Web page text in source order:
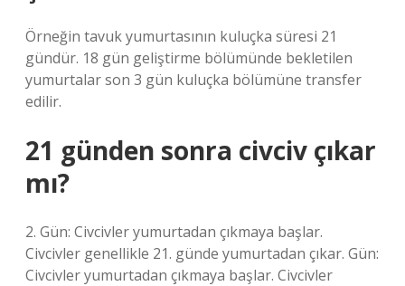
Örneğin tavuk yumurtasının kuluçka süresi 21
gündür. 18 gün geliştirme bölümünde bekletilen
yumurtalar son 3 gün kuluçka bölümüne transfer
edilir.
21 günden sonra civciv çıkar
mı?
2. Gün: Civcivler yumurtadan çıkmaya başlar.
Civcivler genellikle 21. günde yumurtadan çıkar. Gün:
Civcivler yumurtadan çıkmaya başlar. Civcivler